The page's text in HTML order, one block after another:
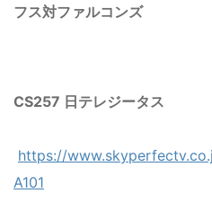
フス対ファルコンズ
CS257 日テレジータス
https://
A101